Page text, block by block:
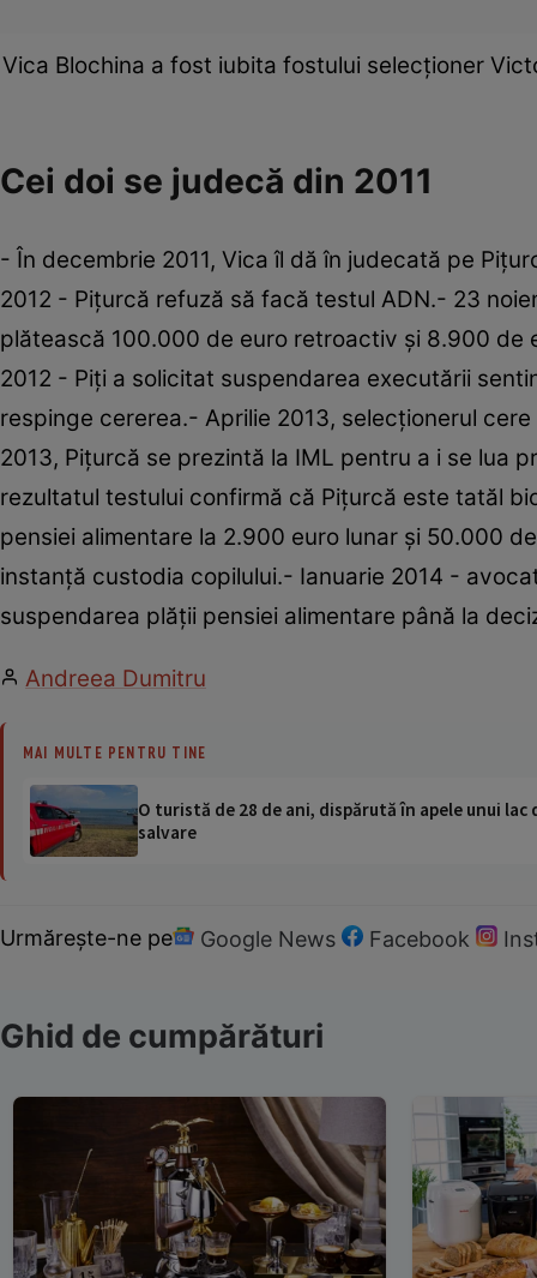
Vica Blochina a fost iubita fostului selecționer
Cei doi se judecă din 2011
- În decembrie 2011, Vica îl dă în judecată pe
2012 - Piţurcă refuză să facă testul ADN.- 23
plătească 100.000 de euro retroactiv şi 8.900 de
2012 - Piţi a solicitat suspendarea executării
respinge cererea.- Aprilie 2013, selecţionerul
2013, Piţurcă se prezintă la IML pentru a i se lua
rezultatul testului confirmă că Piţurcă este tatăl
pensiei alimentare la 2.900 euro lunar şi 50.000
instanţă custodia copilului.- Ianuarie 2014 -
suspendarea plăţii pensiei alimentare până la
Andreea Dumitru
MAI MULTE PENTRU TINE
O turistă de 28 de ani, dispărută în apele unui
salvare
Urmărește-ne pe Google News Facebook
Ghid de cumpărături